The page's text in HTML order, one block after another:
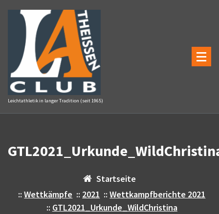
Inhalt
springen
Leichtathletik in langer Tradition (seit 1965)
Startseite
::Wettkämpfe :: 2021 ::Wettkampfberichte 2021
:: GTL2021_Urkunde_WildChristina